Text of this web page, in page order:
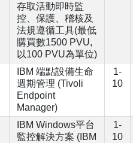
存取活動即時監
控、保護、稽核及
法規遵循工具(最低
購買數1500 PVU,
以100 PVU為單位)
IBM 端點設備生命
週期管理 (Tivoli
Endpoint
Manager)
1-
10
IBM Windows平台
監控解決方案 (IBM
1-
10